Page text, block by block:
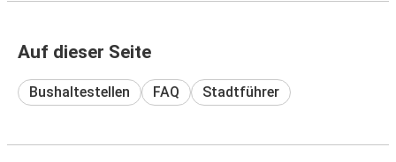
Auf dieser Seite
Bushaltestellen FAQ Stadtführer